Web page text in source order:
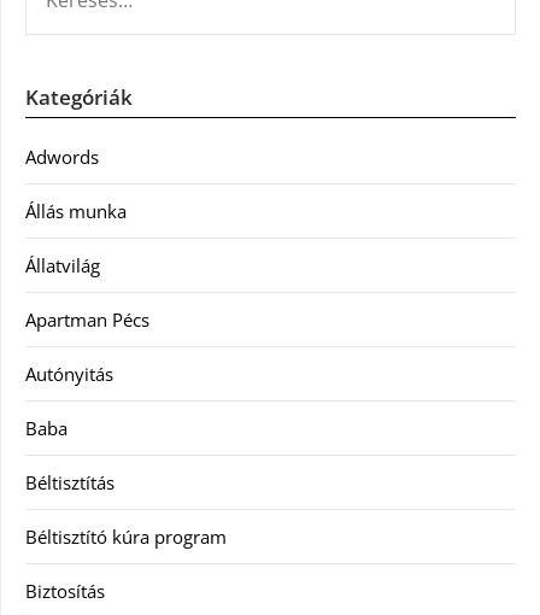
Kategóriák
Adwords
Állás munka
Állatvilág
Apartman Pécs
Autónyitás
Baba
Béltisztítás
Béltisztító kúra program
Biztosítás